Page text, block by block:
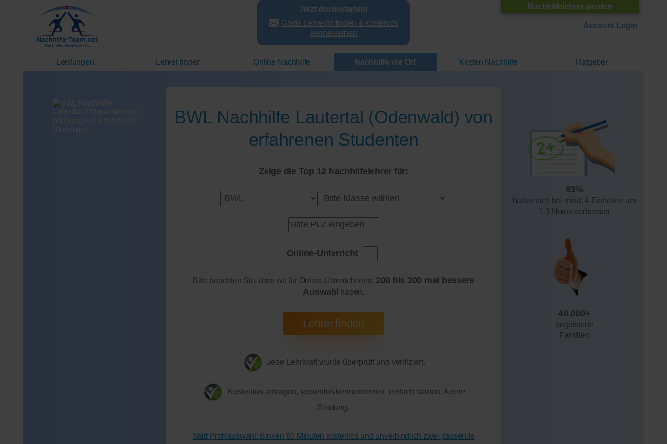
Nachhilfelehrer werden
Account Login
Jetzt durchstarten!
Gratis Lehrer/in finden & kostenlos
kennenlernen
Leistungen Lehrer finden Online Nachhilfe Nachhilfe vor Ort Kosten Nachhilfe Ratgeber
93%
haben sich bei mind. 4 Einheiten um
1-3 Noten verbessert
40.000+
begeisterte
Familien
BWL Nachhilfe Lautertal (Odenwald) von
erfahrenen Studenten
Zeige die Top 12 Nachhilfelehrer für:
Online-Unterricht
Bitte beachten Sie, dass wir für Online-Unterricht eine 200 bis 300 mal bessere
Auswahl
haben.
Jede Lehrkraft wurde überprüft und verifiziert.
Kostenlos anfragen, kostenlos kennenlernen, einfach starten. Keine
Bindung.
Statt Profilauswahl: Binnen 60 Minuten kostenlos und unverbindlich zwei passende